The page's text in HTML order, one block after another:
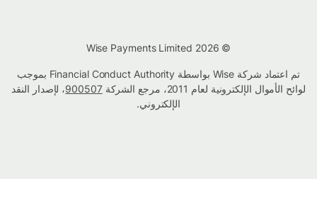
تم اعتماد شركة Wise بواسطة Financial Conduct Authority بموجب
لوائح الأموال الإلكترونية لعام 2011، مرجع الشركة
900507، لإصدار النقد
الإلكتروني.